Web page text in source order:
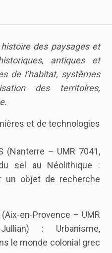
des paysages et
antiques et
de l’habitat, systèmes
des territoires,
et de technologies
(Nanterre – UMR 7041,
sel au Néolithique :
un objet de recherche
(Aix-en-Provence – UMR
: Urbanisme,
le monde colonial grec